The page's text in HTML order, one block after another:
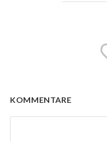
KOMMENTARE